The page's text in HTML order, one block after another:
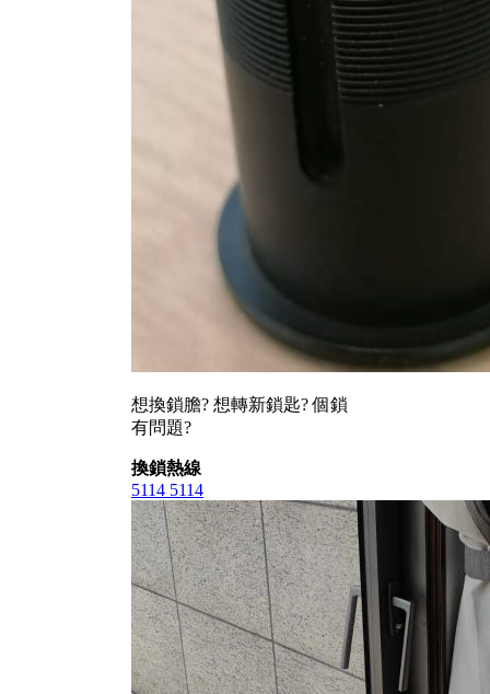
想換鎖膽? 想轉新鎖匙? 個鎖
有問題?
換鎖熱線
5114 5114